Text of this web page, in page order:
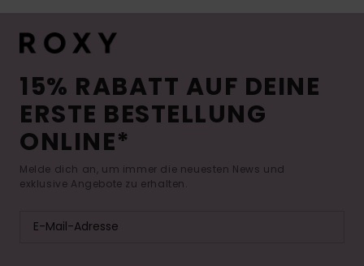
15% RABATT AUF DEINE
ERSTE BESTELLUNG
ONLINE*
Melde dich an, um immer die neuesten News und
exklusive Angebote zu erhalten.